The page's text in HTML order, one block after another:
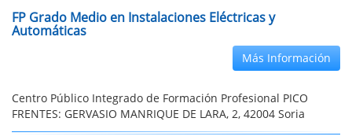
FP Grado Medio en Instalaciones Eléctricas y
Automáticas
Más Información
Centro Público Integrado de Formación Profesional PICO
FRENTES: GERVASIO MANRIQUE DE LARA, 2, 42004 Soria